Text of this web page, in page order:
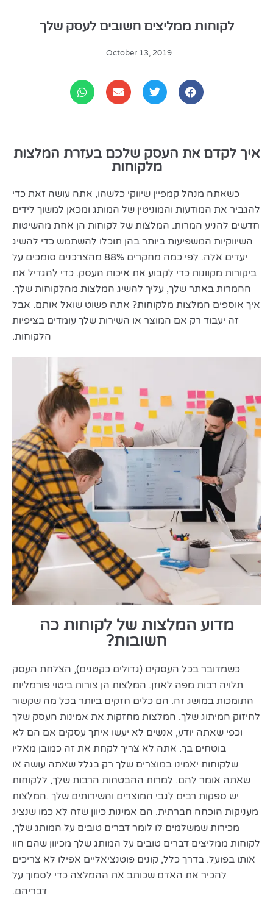
לקוחות ממליצים חשובים לעסק שלך
October 13, 2019
איך לקדם את העסק שלכם בעזרת המלצות
מלקוחות
כשאתה מנהל קמפיין שיווקי כלשהו, ​​אתה עושה זאת כדי
להגביר את המודעות והמוניטין של המותג ומכאן למשוך לידים
חדשים להניע המרות. המלצות של לקוחות הן אחת מהשיטות
השיווקיות המשפיעות ביותר בהן תוכלו להשתמש כדי להשיג
יעדים אלה. לפי כמה מחקרים 88% מהצרכנים סומכים על
ביקורות מקוונות כדי לקבוע את איכות העסק. כדי להגדיל את
ההמרות באתר שלך, עליך להשיג המלצות מהלקוחות שלך.
איך אוספים המלצות מלקוחות? אתה פשוט שואל אותם. אבל
זה יעבוד רק אם המוצר או השירות שלך עומדים בציפיות
הלקוחות.
מדוע המלצות של לקוחות כה
חשובות?
כשמדובר בכל העסקים (גדולים כקטנים), הצלחת העסק
תלויה רבות מפה לאוזן. המלצות הן צורות ביטוי פורמליות
התומכות במושג זה. הם כלים חזקים ביותר בכל מה שקשור
לחיזוק המיתוג שלך. המלצות מחזקות את אמינות העסק שלך
וכפי שאתה יודע, אנשים לא יעשו איתך עסקים אם הם לא
בוטחים בך. אתה לא צריך לקחת את זה כמובן מאליו
שלקוחות יאמינו במוצרים שלך רק בגלל שאתה עושה או
שאתה אומר להם. למרות ההבטחות הרבות שלך, ללקוחות
יש ספקות רבים לגבי המוצרים והשירותים שלך .המלצות
מעניקות הוכחה חברתית. הם אמינות כיוון שזה לא כמו שנציג
מכירות שמשלמים לו לומר דברים טובים על המותג שלך,
לקוחות ממליצים דברים טובים על המותג שלך מכיוון שהם חוו
אותו בפועל. בדרך כלל, קונים פוטנציאליים אפילו לא צריכים
להכיר את האדם שכותב את ההמלצה כדי לסמוך על
דבריהם.